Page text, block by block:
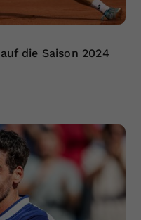
die Saison 2024